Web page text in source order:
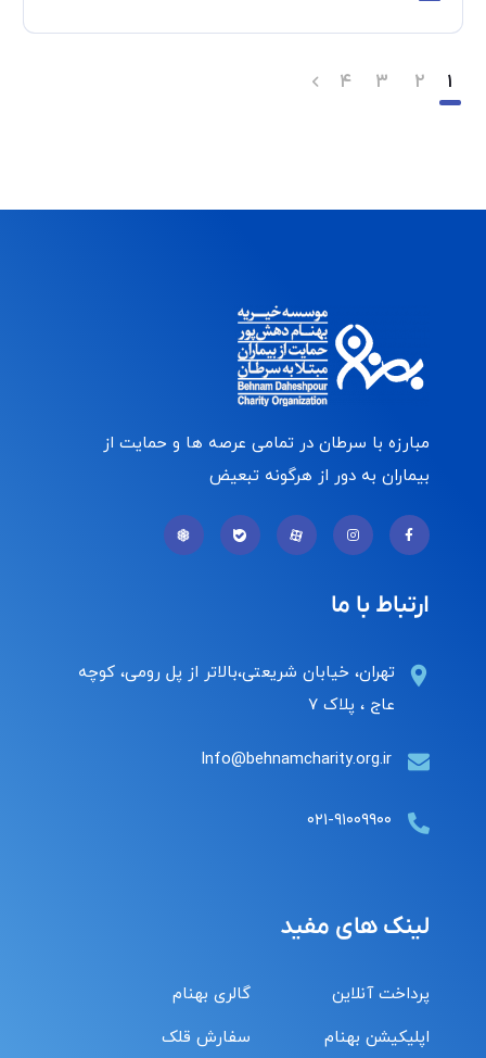
۱ ۲ ۳ ۴
مبارزه با سرطان در تمامی عرصه ها و حمایت از
بیماران به دور از هرگونه تبعیض
ارتباط با ما
تهران، خیابان شریعتی،بالاتر از پل رومی، کوچه
عاج ، پلاک ۷
Info@behnamcharity.org.ir
۰۲۱-۹۱۰۰۹۹۰۰
لینک های مفید
پرداخت آنلاین
اپلیکیشن بهنام
گالری بهنام
سفارش قلک